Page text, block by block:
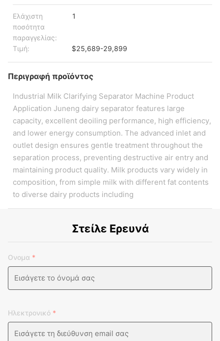
Ελάχιστη
ποσότητα
παραγγελίας:
1
Τιμή: $25,689-29,899
Περιγραφή προϊόντος
Industrial Milk Clarifying Separator Machine Product
Application Juneng dairy separator features large
capacity, excellent deoiling performance, high efficiency,
and lower energy consumption. The advanced inlet and
outlet design ensures gentle treatment throughout the
separation process, preventing destructive air entry and
maintaining product quality. Milk products vary widely in
composition, from simple milk with different fat contents
to diverse dairy products including
Στείλε Ερευνά
Ονομα *
Ηλεκτρονικό *